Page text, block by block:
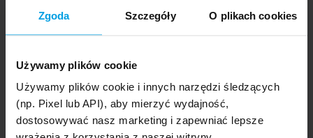
Zgoda Szczegóły O plikach cookies
Używamy plików cookie
Używamy plików cookie i innych narzędzi śledzących
(np. Pixel lub API), aby mierzyć wydajność,
dostosowywać nasz marketing i zapewniać lepsze
Mazda MX-5, 2000 r.
Generali
OC AC Assistance NNW
351 ,00 zł